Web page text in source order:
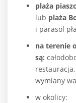
plaża
lub plaża
i parasol
na terenie
są:
wymiany
w okolicy: